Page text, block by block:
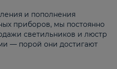
и пополнения
приборов, мы постоянно
светильников и люстр
— порой они достигают